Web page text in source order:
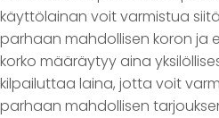
käyttölainan voit varmistua
parhaan mahdollisen koron ja
korko määräytyy aina
kilpailuttaa laina, jotta voit
parhaan mahdollisen